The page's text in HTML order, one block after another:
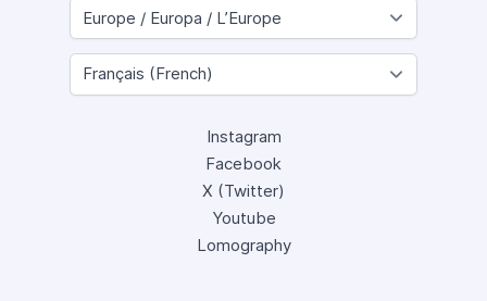
Instagram
Facebook
X (Twitter)
Youtube
Lomography